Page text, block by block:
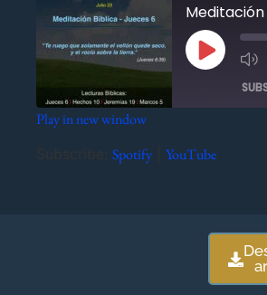
Play in new window
Spotify YouTube